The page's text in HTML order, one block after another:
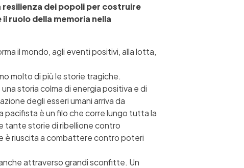
resilienza dei popoli per costruire
ruolo della memoria nella
il mondo, agli eventi positivi, alla lotta,
molto di più le storie tragiche.
storia colma di energia positiva e di
degli esseri umani arriva da
pacifista è un filo che corre lungo tutta la
tante storie di ribellione contro
è riuscita a combattere contro poteri
attraverso grandi sconfitte. Un